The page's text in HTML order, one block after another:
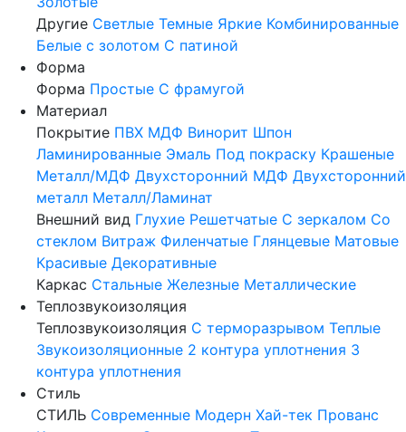
Другие Светлые Темные Яркие Комбинированные
Белые с золотом С патиной
Форма
Форма Простые С фрамугой
Материал
Покрытие ПВХ МДФ Винорит Шпон
Ламинированные Эмаль Под покраску Крашеные
Металл/МДФ Двухсторонний МДФ Двухсторонний
металл Металл/Ламинат
Внешний вид Глухие Решетчатые С зеркалом Со
стеклом Витраж Филенчатые Глянцевые Матовые
Красивые Декоративные
Каркас Стальные Железные Металлические
Теплозвукоизоляция
Теплозвукоизоляция С терморазрывом Теплые
Звукоизоляционные 2 контура уплотнения 3
контура уплотнения
Стиль
СТИЛЬ Современные Модерн Хай-тек Прованс